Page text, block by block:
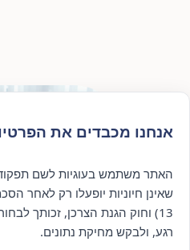
1
אבחון מקצועי ראשוני
תהליך אבחון אישי, מעמיק
אנחנו מכבדים את
האתר משתמש בעוגיות לשם תפקוד
שאינן חיוניות יופעלו רק לאחר
13) וחוק הגנת הצרכן, זכותך
רגע, ולבקש מחיקת נתונים.